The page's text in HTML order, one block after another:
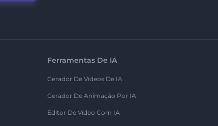
Ferramentas De IA
Gerador De Vídeos De IA
Gerador De Animação Por IA
Editor De Vídeo Com IA